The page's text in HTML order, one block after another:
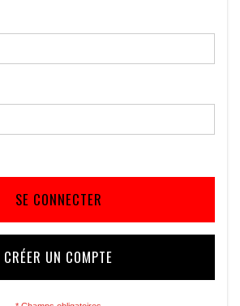
SE CONNECTER
CRÉER UN COMPTE